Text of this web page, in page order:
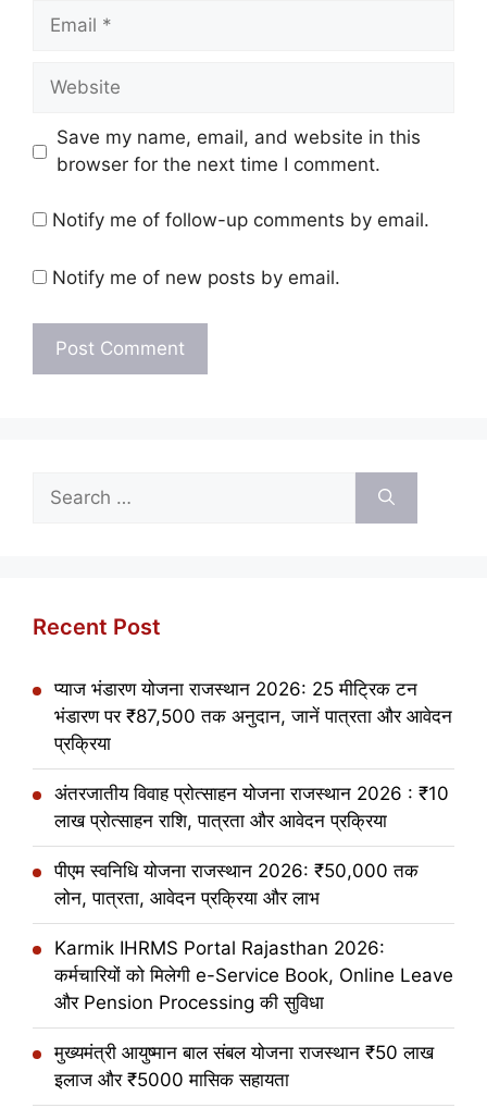
Email
Website
Save my name, email, and website in this
browser for the next time I comment.
Notify me of follow-up comments by email.
Notify me of new posts by email.
for:
Recent Post
प्याज भंडारण योजना राजस्थान 2026: 25 मीट्रिक टन
भंडारण पर ₹87,500 तक अनुदान, जानें पात्रता और आवेदन
प्रक्रिया
अंतरजातीय विवाह प्रोत्साहन योजना राजस्थान 2026 : ₹10
लाख प्रोत्साहन राशि, पात्रता और आवेदन प्रक्रिया
पीएम स्वनिधि योजना राजस्थान 2026: ₹50,000 तक
लोन, पात्रता, आवेदन प्रक्रिया और लाभ
Karmik IHRMS Portal Rajasthan 2026:
कर्मचारियों को मिलेगी e-Service Book, Online Leave
और Pension Processing की सुविधा
मुख्यमंत्री आयुष्मान बाल संबल योजना राजस्थान ₹50 लाख
इलाज और ₹5000 मासिक सहायता